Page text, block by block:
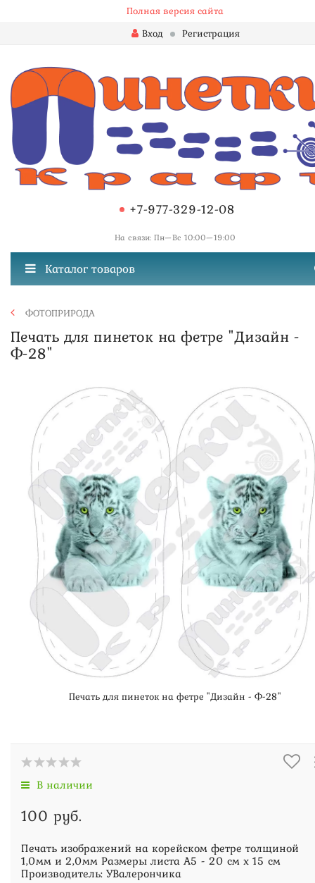
Полная версия сайта
Вход
Регистрация
+7-977-329-12-08
На связи: Пн—Вс 10:00—19:00
Каталог товаров
ФОТОПРИРОДА
Печать для пинеток на фетре "Дизайн -
Ф-28"
Печать для пинеток на фетре "Дизайн - Ф-28"
В наличии
100 руб.
Печать изображений на корейском фетре толщиной
1,0мм и 2,0мм Размеры листа А5 - 20 см х 15 см
Производитель: УВалерончика